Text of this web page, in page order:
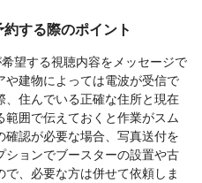
する際のポイント
望する視聴内容をメッセージで
建物によっては電波が受信で
、住んでいる正確な住所と現在
囲で伝えておくと作業がスム
認が必要な場合、写真送付を
ョンでブースターの設置や古
、必要な方は併せて依頼しま